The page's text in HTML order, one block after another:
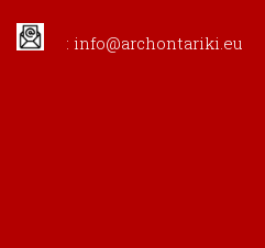
: info@archontariki.eu